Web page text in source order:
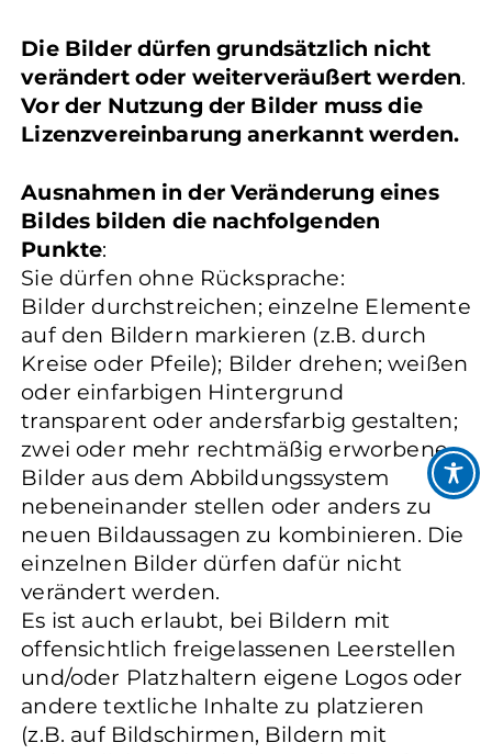
Die Bilder dürfen grundsätzlich nicht
verändert oder weiterveräußert werden.
Vor der Nutzung der Bilder muss die
Lizenzvereinbarung anerkannt werden.
Ausnahmen in der Veränderung eines
Bildes bilden die nachfolgenden
Punkte:
Sie dürfen ohne Rücksprache:
Bilder durchstreichen; einzelne Elemente
auf den Bildern markieren (z.B. durch
Kreise oder Pfeile); Bilder drehen; weißen
oder einfarbigen Hintergrund
transparent oder andersfarbig gestalten;
zwei oder mehr rechtmäßig erworbene
Bilder aus dem Abbildungssystem
nebeneinander stellen oder anders zu
neuen Bildaussagen zu kombinieren. Die
einzelnen Bilder dürfen dafür nicht
verändert werden.
Es ist auch erlaubt, bei Bildern mit
offensichtlich freigelassenen Leerstellen
und/oder Platzhaltern eigene Logos oder
andere textliche Inhalte zu platzieren
(z.B. auf Bildschirmen, Bildern mit